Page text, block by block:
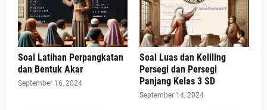
Soal Latihan Perpangkatan
dan Bentuk Akar
September 16, 2024
Soal Luas dan Keliling
Persegi dan Persegi
Panjang Kelas 3 SD
September 14, 2024